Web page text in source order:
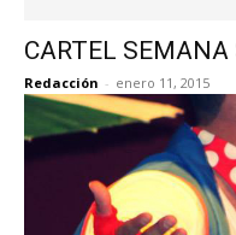
CARTEL
Redacción - enero 11, 2015